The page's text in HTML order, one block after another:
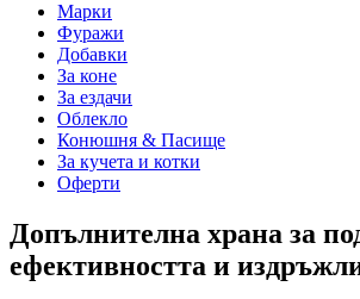
Марки
Фуражи
Добавки
За коне
За ездачи
Облекло
Конюшня & Пасище
За кучета и котки
Оферти
Допълнителна храна за
ефективността и